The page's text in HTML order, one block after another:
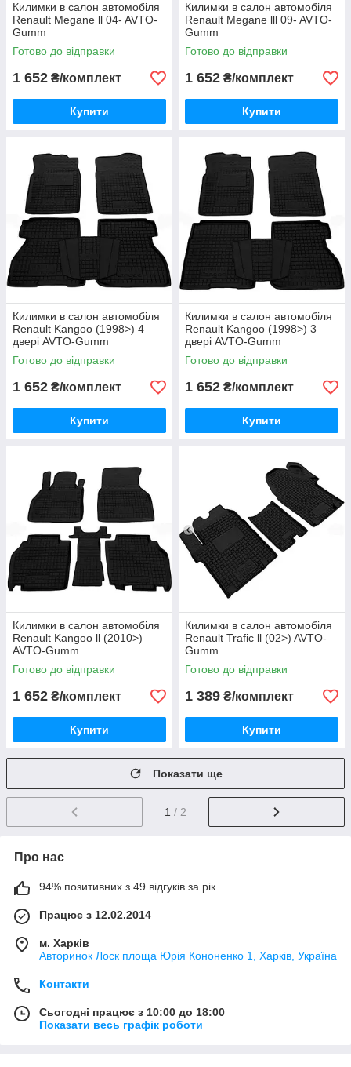
Килимки в салон автомобіля
Renault Megane ll 04- AVTO-
Gumm
Готово до відправки
1 652 ₴/комплект
Купити
Килимки в салон автомобіля
Renault Megane lll 09- AVTO-
Gumm
Готово до відправки
1 652 ₴/комплект
Купити
Килимки в салон автомобіля
Renault Kangoo (1998>) 4
двері AVTO-Gumm
Готово до відправки
1 652 ₴/комплект
Купити
Килимки в салон автомобіля
Renault Kangoo (1998>) 3
двері AVTO-Gumm
Готово до відправки
1 652 ₴/комплект
Купити
Килимки в салон автомобіля
Renault Kangoo ll (2010>)
AVTO-Gumm
Готово до відправки
1 652 ₴/комплект
Купити
Килимки в салон автомобіля
Renault Trafic ll (02>) AVTO-
Gumm
Готово до відправки
1 389 ₴/комплект
Купити
Показати ще
1 / 2
Про нас
94% позитивних з 49 відгуків за рік
Працює з 12.02.2014
м. Харків
Авторинок Лоск площа Юрія Кононенко 1, Харків, Україна
Контакти
Сьогодні працює з 10:00 до 18:00
Показати весь графік роботи